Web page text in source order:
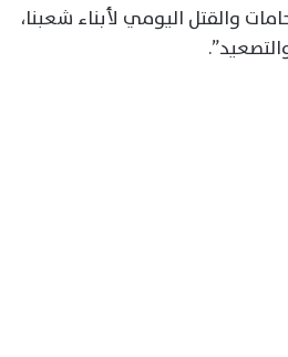
والقتل اليومي لأبناء شعبنا،